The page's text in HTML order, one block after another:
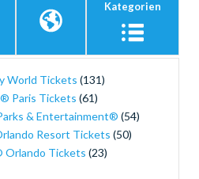
Kategorien
World Tickets (131)
Paris Tickets (61)
& Entertainment® (54)
Resort Tickets (50)
Orlando Tickets (23)